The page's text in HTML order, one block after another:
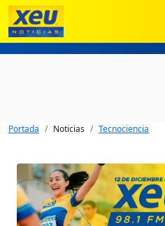
Portada Noticias Tecnociencia